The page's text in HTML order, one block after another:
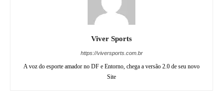
Viver Sports
https://viversports.com.br
A voz do esporte amador no DF e Entorno, chega a versão 2.0 de seu novo
Site